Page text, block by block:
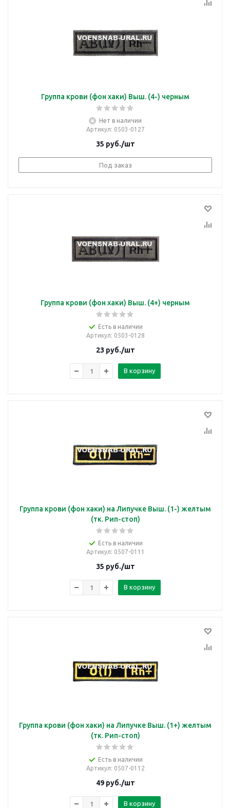
Группа крови (фон хаки) Выш. (4-) черным
Нет в наличии
Артикул: 0503-0127
35 руб./шт
Под заказ
Группа крови (фон хаки) Выш. (4+) черным
Есть в наличии
Артикул: 0503-0128
23 руб./шт
В корзину
Группа крови (фон хаки) на Липучке Выш. (1-) желтым
(тк. Рип-стоп)
Есть в наличии
Артикул: 0507-0111
35 руб./шт
В корзину
Группа крови (фон хаки) на Липучке Выш. (1+) желтым
(тк. Рип-стоп)
Есть в наличии
Артикул: 0507-0112
49руб./шт
В корзину